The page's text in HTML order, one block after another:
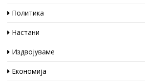
Политика
Настани
Издвојуваме
Економија